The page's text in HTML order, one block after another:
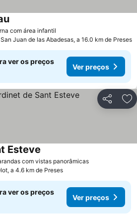
com área infantil
Ver preços
San Juan de las Abadesas, a 16.0 km de Preses
ver os preços
Ver preços
Partilhar
com vistas panorâmicasVer preços
Esteve
a 4.6 km de Preses
ver os preços
Ver preços